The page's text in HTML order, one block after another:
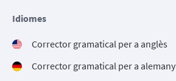
Idiomes
Corrector gramatical per a anglès
Corrector gramatical per a alemany